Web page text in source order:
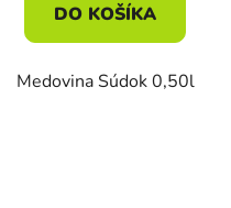
DO KOŠÍKA
Medovina Súdok 0,50l